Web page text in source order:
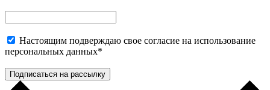
Настоящим подверждаю свое согласие на использование
персональных данных*
Подписаться на рассылку